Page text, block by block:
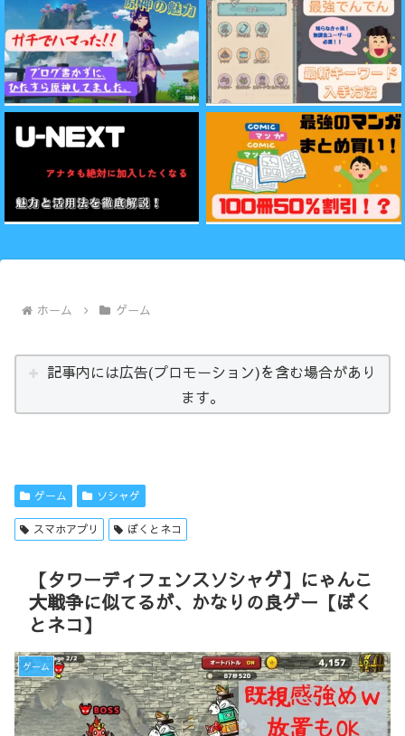
ホーム ゲーム
記事内には広告(プロモーション)を含む場合があり
ます。
ゲーム ソシャゲ
スマホアプリ ぼくとネコ
【タワーディフェンスソシャゲ】にゃんこ
大戦争に似てるが、かなりの良ゲー【ぼく
とネコ】
ゲーム